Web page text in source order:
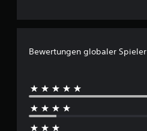
Bewertungen globaler Spieler